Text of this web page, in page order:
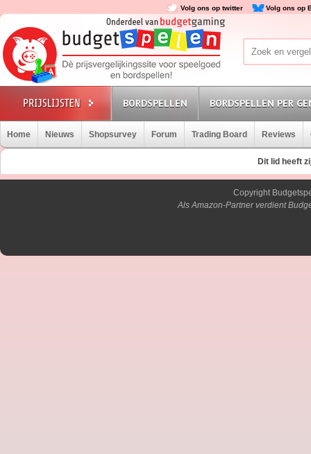
Volg ons op twitter Volg ons op
BORDSPELLEN BORDSPELLEN PER
Home Nieuws Shopsurvey Forum Trading Board Reviews
Dit lid heeft
Copyright
Als Amazon-Partner verdient